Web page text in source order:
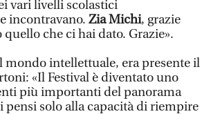
vari livelli scolastici
incontravano. Zia Michi, grazie
che ci hai dato. Grazie».
mondo intellettuale, era presente il
«Il Festival è diventato uno
più importanti del panorama
pensi solo alla capacità di riempire